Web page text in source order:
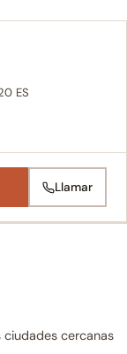
ES
Llamar
ciudades cercanas